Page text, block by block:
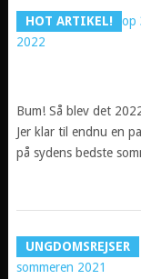
HOT ARTIKEL!
Bum! Så blev det
Jer klar til endnu en
på sydens bedste
UNGDOMSREJSER